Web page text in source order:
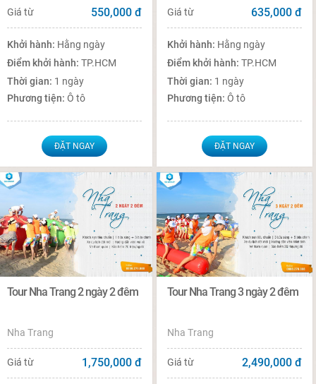
Giá từ 550,000 đ
Khởi hành: Hằng ngày
Điểm khởi hành:TP.HCM
Thời gian: 1 ngày
Phương tiện:Ô tô
ĐẶT NGAY
Giá từ 635,000 đ
Khởi hành: Hằng ngày
Điểm khởi hành:TP.HCM
Thời gian: 1 ngày
Phương tiện:Ô tô
ĐẶT NGAY
Tour Nha Trang 2 ngày 2 đêm
Nha Trang
Giá từ 1,750,000 đ
Tour Nha Trang 3 ngày 2 đêm
Nha Trang
Giá từ 2,490,000 đ